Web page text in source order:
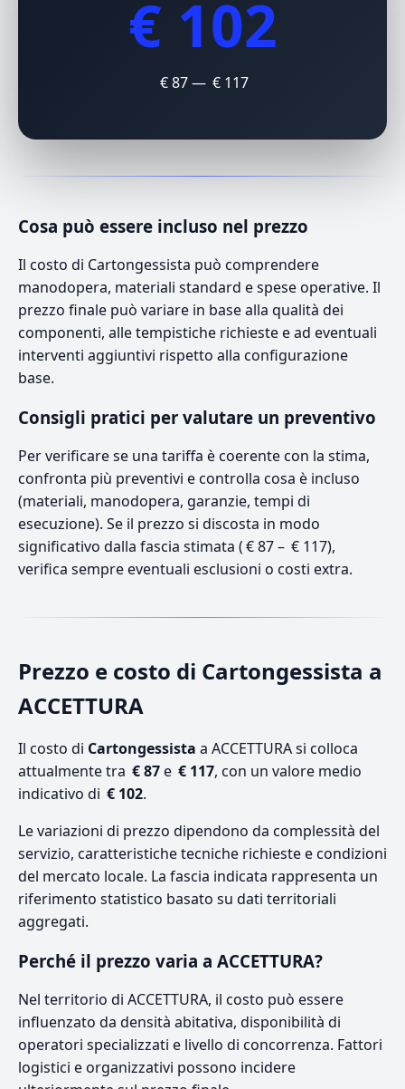
€ 102
€ 87 — € 117
Cosa può essere incluso nel prezzo
Il costo di Cartongessista può comprendere
manodopera, materiali standard e spese operative. Il
prezzo finale può variare in base alla qualità dei
componenti, alle tempistiche richieste e ad eventuali
interventi aggiuntivi rispetto alla configurazione
base.
Consigli pratici per valutare un preventivo
Per verificare se una tariffa è coerente con la stima,
confronta più preventivi e controlla cosa è incluso
(materiali, manodopera, garanzie, tempi di
esecuzione). Se il prezzo si discosta in modo
significativo dalla fascia stimata ( € 87 – € 117),
verifica sempre eventuali esclusioni o costi extra.
Prezzo e costo di Cartongessista a
ACCETTURA
Il costo di Cartongessista a ACCETTURA si colloca
attualmente tra € 87e € 117, con un valore medio
indicativo di € 102.
Le variazioni di prezzo dipendono da complessità del
servizio, caratteristiche tecniche richieste e condizioni
del mercato locale. La fascia indicata rappresenta un
riferimento statistico basato su dati territoriali
aggregati.
Perché il prezzo varia a ACCETTURA?
Nel territorio di ACCETTURA, il costo può essere
influenzato da densità abitativa, disponibilità di
operatori specializzati e livello di concorrenza. Fattori
logistici e organizzativi possono incidere